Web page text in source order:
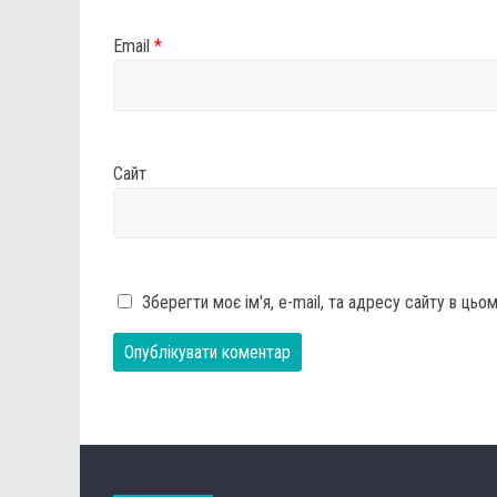
Email *
Сайт
Зберегти моє ім'я, e-mail, та адресу сайту в